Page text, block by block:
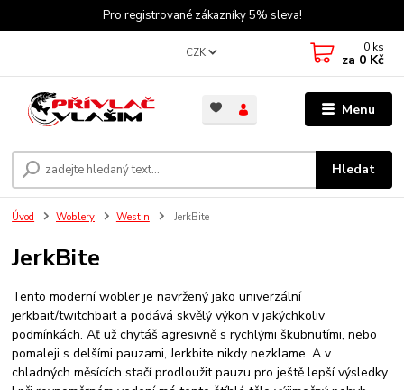
Pro registrované zákazníky 5% sleva!
Menu
CZK
Hledat
0 ks
za 0 Kč
Úvod Woblery Westin JerkBite
JerkBite
Tento moderní wobler je navržený jako univerzální
jerkbait/twitchbait a podává skvělý výkon v jakýchkoliv
podmínkách. Ať už chytáš agresivně s rychlými škubnutími, nebo
pomaleji s delšími pauzami, Jerkbite nikdy nezklame. A v
chladných měsících stačí prodloužit pauzu pro ještě lepší výsledky.